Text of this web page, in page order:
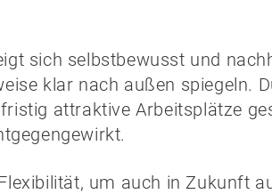
sich selbstbewusst und
klar nach außen spiegeln.
attraktive Arbeitsplätze
um auch in Zukunft